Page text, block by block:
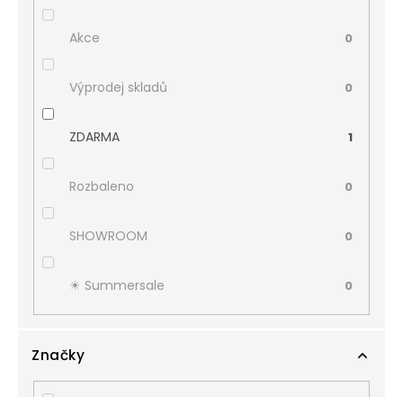
Akce 0
Výprodej skladů 0
ZDARMA 1
Rozbaleno 0
SHOWROOM 0
☀︎ Summersale 0
Značky